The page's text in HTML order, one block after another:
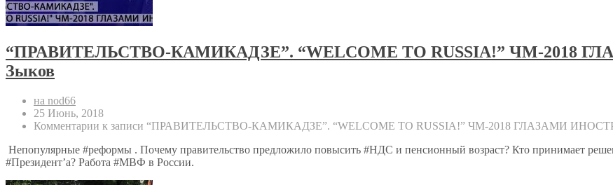
“ПРАВИТЕЛЬСТВО-КАМИКАДЗЕ”. “WELCOME TO RUSSIA!” ЧМ-2018
Зыков
на nod66
25 Июнь, 2018
Комментарии к записи “ПРАВИТЕЛЬСТВО-КАМИКАДЗЕ”. “WELCOME TO RUSSIA!” ЧМ-2018 ГЛАЗАМИ
Непопулярные #реформы . Почему правительство предложило повысить #НДС и пенсионный возраст? Кто принимает
#Президент’а? Работа #МВФ в России.